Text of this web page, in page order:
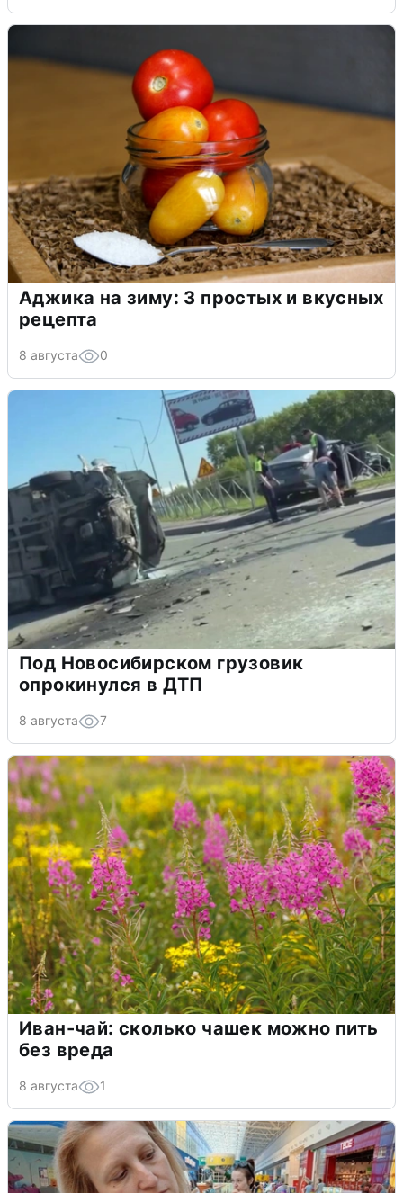
Аджика на зиму: 3 простых и вкусных
рецепта
8 августа 0
Под Новосибирском грузовик
опрокинулся в ДТП
8 августа 7
Иван-чай: сколько чашек можно пить
без вреда
8 августа 1